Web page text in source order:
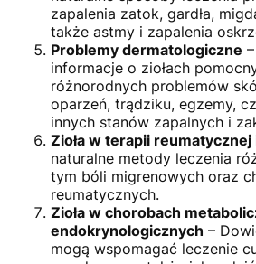
zapalenia zatok, gardła,
także astmy i zapalenia
Problemy dermatologiczne
informacje o ziołach
różnorodnych problemów
oparzeń, trądziku, egzemy,
innych stanów zapalnych i
Zioła w terapii
naturalne metody leczenia
tym bóli migrenowych oraz
reumatycznych.
Zioła w chorobach
endokrynologicznych –
mogą wspomagać leczenie